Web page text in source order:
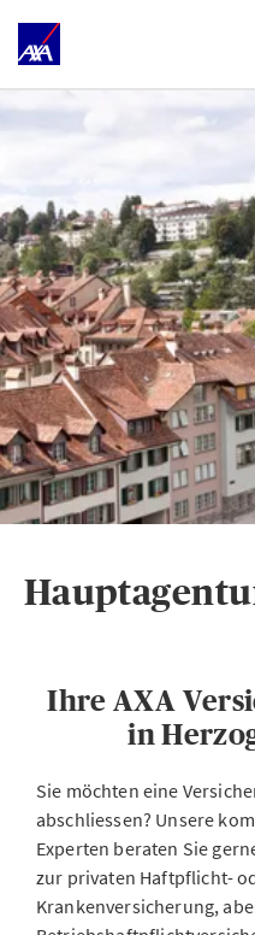
Ihre AXA
in
Sie möchten eine
abschliessen? Unsere
Experten beraten Sie
zur privaten Haftpflicht-
Krankenversicherung,